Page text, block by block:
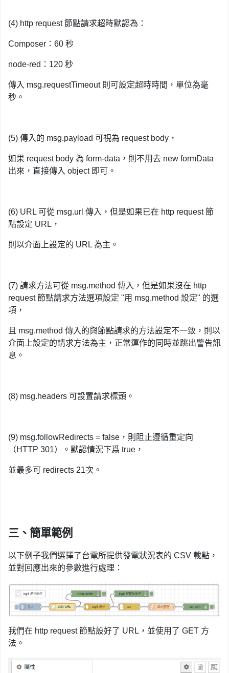
(4) http request 節點請求超時默認為：
Composer：60 秒
node-red：120 秒
傳入 msg.requestTimeout 則可設定超時時間，單位為毫
秒。
(5) 傳入的 msg.payload 可視為 request body，
如果 request body 為 form-data，則不用去 new formData
出來，直接傳入 object 即可。
(6) URL 可從 msg.url 傳入，但是如果已在 http request 節
點設定 URL，
則以介面上設定的 URL 為主。
(7) 請求方法可從 msg.method 傳入，但是如果沒在 http
request 節點請求方法選項設定 "用 msg.method 設定" 的選
項，
且 msg.method 傳入的與節點請求的方法設定不一致，則以
介面上設定的請求方法為主，正常運作的同時並跳出警告訊
息。
(8) msg.headers 可設置請求標頭。
(9) msg.followRedirects = false，則阻止遵循重定向
（HTTP 301）。默認情況下爲 true，
並最多可 redirects 21次。
三、簡單範例
以下例子我們選擇了台電所提供發電狀況表的 CSV 載點，
並對回應出來的參數進行處理：
我們在 http request 節點設好了 URL，並使用了 GET 方
法。